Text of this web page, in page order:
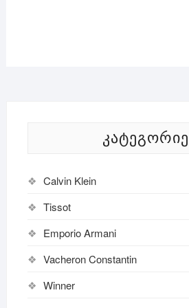
Calvin Klein
Tissot
Emporio Armani
Vacheron Constantin
Winner